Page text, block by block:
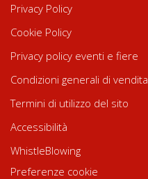
Privacy Policy
Cookie Policy
Privacy policy eventi e fiere
Condizioni generali di vendita
Termini di utilizzo del sito
Accessibilità
WhistleBlowing
Preferenze cookie